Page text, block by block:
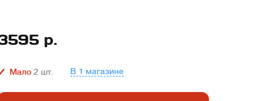
р.
Мало 2 шт. В 1 магазине